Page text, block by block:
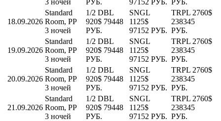
18.09.2026
Standard
Room, PP
3 ночей
1/2 DBL
920$ 79448
РУБ.
SNGL
1125$
97152 РУБ.
TRPL 2760$
238345
РУБ.
19.09.2026
Standard
Room, PP
3 ночей
1/2 DBL
920$ 79448
РУБ.
SNGL
1125$
97152 РУБ.
TRPL 2760$
238345
РУБ.
20.09.2026
Standard
Room, PP
3 ночей
1/2 DBL
920$ 79448
РУБ.
SNGL
1125$
97152 РУБ.
TRPL 2760$
238345
РУБ.
21.09.2026
Standard
Room, PP
3 ночей
1/2 DBL
920$ 79448
РУБ.
SNGL
1125$
97152 РУБ.
TRPL 2760$
238345
РУБ.